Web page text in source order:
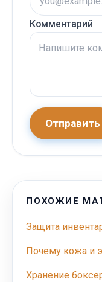
Комментарий
Отправить
ПОХОЖИЕ
Защита
Почему кожа и
Хранение